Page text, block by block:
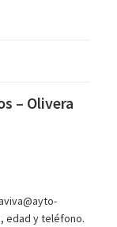
– Olivera
edad y teléfono.